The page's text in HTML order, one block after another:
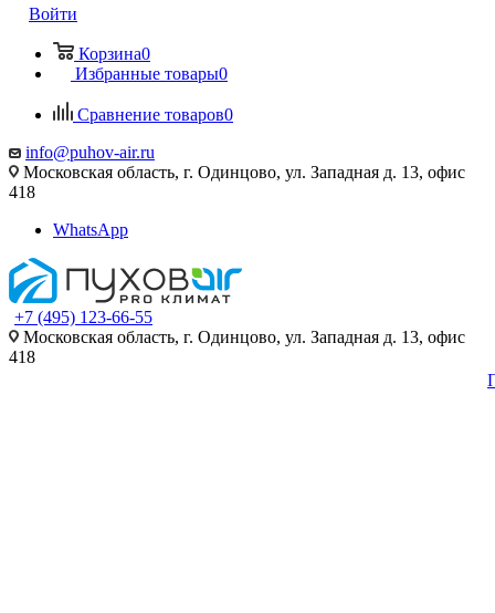
Войти
Корзина0
Избранные товары0
Сравнение товаров0
info@puhov-air.ru
Московская область, г. Одинцово, ул. Западная д. 13, офис
418
WhatsApp
+7 (495) 123-66-55
Московская область, г. Одинцово, ул. Западная д. 13, офис
418